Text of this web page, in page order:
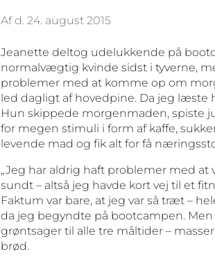
Af d. 24. august 2015
Jeanette deltog udelukkende på
normalvægtig kvinde sidst i tyverne,
problemer med at komme op om
led dagligt af hovedpine. Da jeg
Hun skippede morgenmaden, spiste
for megen stimuli i form af kaffe,
levende mad og fik alt for få
„Jeg har aldrig haft problemer med
sundt – altså jeg havde kort vej til et
Faktum var bare, at jeg var så træt –
da jeg begyndte på bootcampen.
grøntsager til alle tre måltider –
brød.